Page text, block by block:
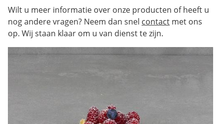
Wilt u meer informatie over onze producten of heeft u
nog andere vragen? Neem dan snel contact met ons
op. Wij staan klaar om u van dienst te zijn.